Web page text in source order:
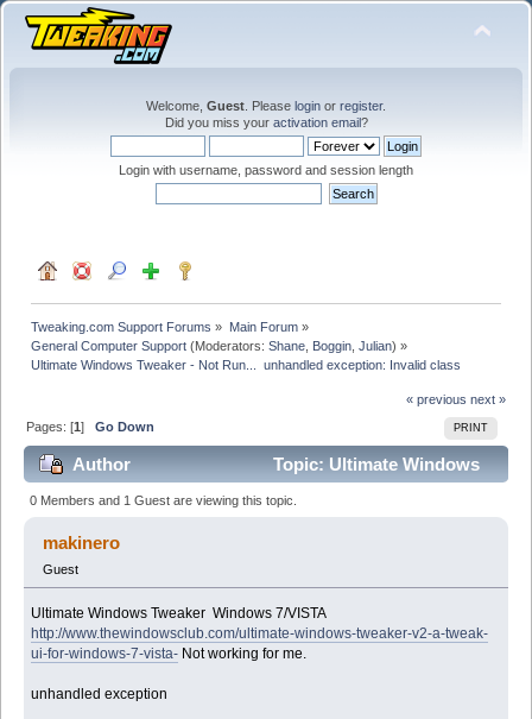
Welcome, Guest . Please login or register.
Did you miss your activation email?
Login with username, password and session length
Tweaking.com Support Forums » Main Forum»
General Computer Support (Moderators:Shane Boggin ,Julian) »
Ultimate Windows Tweaker - Not Run...  unhandled exception: Invalid class
« previous next »
PRINT
Pages: [1]Go Down
Author
Topic: Ultimate Windows
Tweaker - Not Run... unhandled exception: Invalid class
(Read 18575 times)
0 Members and 1 Guest are viewing this topic.
makinero
Guest
Ultimate Windows Tweaker Windows 7/VISTA
http://www.thewindowsclub.com/ultimate-windows-tweaker-v2-a-tweak-
ui-for-windows-7-vista- Not working for me.
unhandled exception